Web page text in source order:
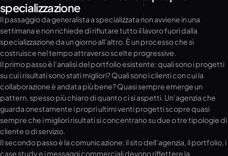
specializzazione
Il passaggio da generalista a specializzata non avviene in una
settimana e non richiede di rifiutare tutto il lavoro fuori dalla
specializzazione da un giorno all’altro. È un processo che si
costruisce nel tempo attraverso scelte progressive.
Il primo passo è l’analisi del portfolio esistente: quali sono i progetti
su cui i risultati sono stati migliori? Quali sono i clienti con cui la
collaborazione è andata più bene? Quasi sempre emerge un
pattern, spesso più chiaro di quanto ci si aspetti. Un’agenzia che
guarda onestamente i propri ultimi venti progetti scopre quasi
sempre che i migliori risultati si concentrano su due o tre tipologie di
cliente o di servizio.
Il secondo passo è la comunicazione: il sito dell’agenzia, il portfolio, i
case study e i messaggi commerciali devono riflettere la